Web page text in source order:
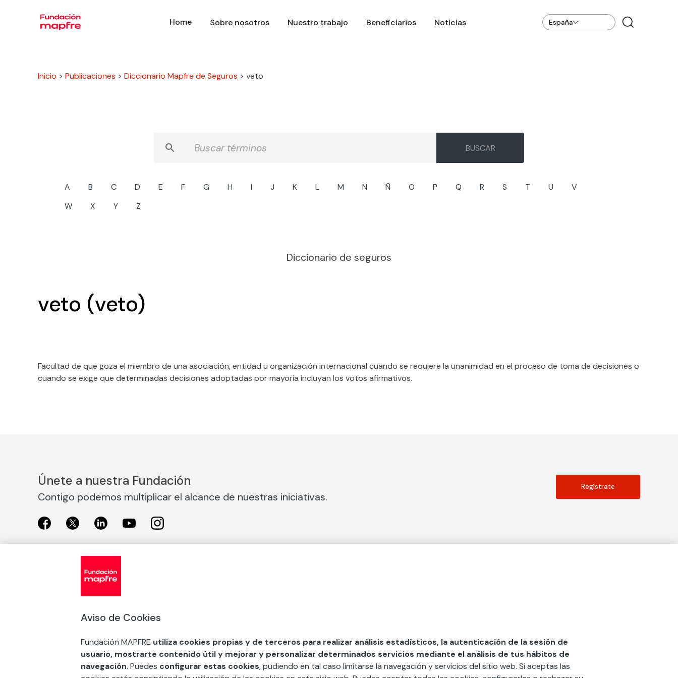
Home Sobre nosotros Nuestro trabajo Beneficiarios Noticias España
Inicio > Publicaciones > Diccionario Mapfre de Seguros > veto
A B C D E F G H I J K L M N Ñ O P Q R S T U
V
W
X Y Z
Diccionario de seguros
veto (veto)
Facultad de que goza el miembro de una asociación, entidad u organización internacional cuando se requiere la unanimidad en el proceso de toma de decisiones o
cuando se exige que determinadas decisiones adoptadas por mayoría incluyan los votos afirmativos.
Únete a nuestra Fundación
Contigo podemos multiplicar el alcance de nuestras iniciativas.
Regístrate
Exposiciones en Madrid
Exposiciones en Barcelona
COMPRAR ENTRADA
Premios y ayudas
FSE+
Nuestros Podcast
Sistema Interno de Información
Centro de Documentación
Red Ibérica Fundación Mapfre
Aviso de Cookies
Fundación MAPFRE utiliza cookies propias y de terceros para realizar análisis estadísticos, la autenticación de la sesión de
usuario, mostrarte contenido útil y mejorar y personalizar determinados servicios mediante el análisis de tus hábitos de
navegación. Puedes configurar estas cookies, pudiendo en tal caso limitarse la navegación y servicios del sitio web. Si aceptas las